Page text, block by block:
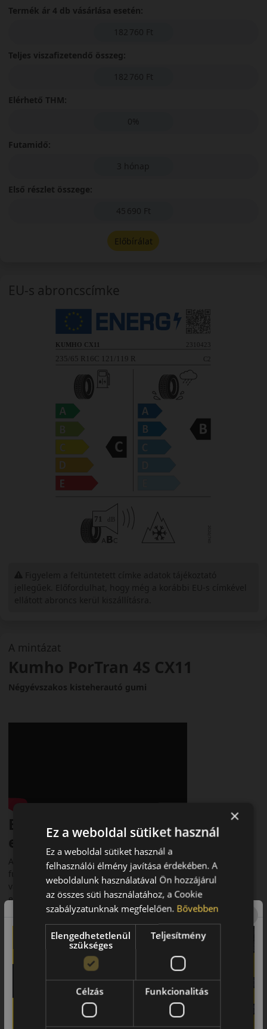
A mintázat
Kumho PorTran 4S CX11
Négyévszakos kisteherautó gumi
Bevezető – Szállításhoz tervezve
egész évben
A Kumho PorTran 4S CX11 kifejezetten kisteherautókhoz és
furgonokhoz fejlesztett négyévszakos abroncs. Megbízható
választás flották és áruszállítók számára, akiknek fontos az
egész éves biztonság és gazdaságosság.
Futófelület és tapadás
A futófelület mintázata széles barázdákkal és lamellákkal
rendelkezik, amelyek javítják a vízelvezetést és havas
tapadást. Az optimalizált gumikeverék stabilitást és hosszú
futásteljesítményt biztosít.
Biztonsági jellemzők
Termék ár 4 db vásárlása esetén:
182 760 Ft
Teljes viszafizetendő összeg:
182 760 Ft
Elérhető THM:
0%
Futamidő:
3 hónap
Első részlet összege:
45 690 Ft
Előbírálat
EU-s abroncscímke
×
Ez a weboldal sütiket használ
Ez a weboldal sütiket használ a
felhasználói élmény javítása érdekében. A
weboldalunk használatával Ön hozzájárul
az összes süti használatához, a Cookie
szabályzatunknak megfelelően. Bővebben
Elengedhetetlenül
szükséges
Teljesítmény
Célzás Funkcionalitás